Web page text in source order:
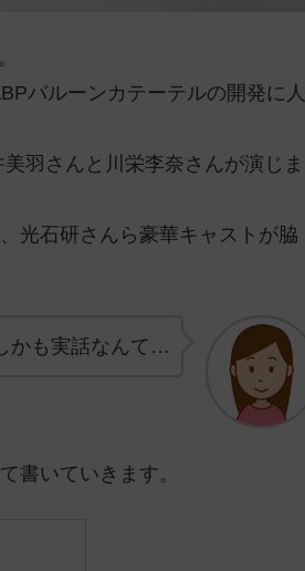
バルーンカテーテルの開発に人
羽さんと川栄李奈さんが演じま
光石研さんら豪華キャストが脇
かも実話なんて…
書いていきます。